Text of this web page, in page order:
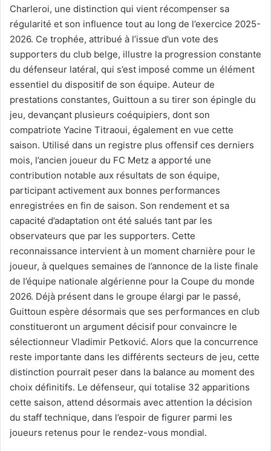
Charleroi, une distinction qui vient récompenser sa
régularité et son influence tout au long de l’exercice 2025-
2026. Ce trophée, attribué à l’issue d’un vote des
supporters du club belge, illustre la progression constante
du défenseur latéral, qui s’est imposé comme un élément
essentiel du dispositif de son équipe. Auteur de
prestations constantes, Guittoun a su tirer son épingle du
jeu, devançant plusieurs coéquipiers, dont son
compatriote Yacine Titraoui, également en vue cette
saison. Utilisé dans un registre plus offensif ces derniers
mois, l’ancien joueur du FC Metz a apporté une
contribution notable aux résultats de son équipe,
participant activement aux bonnes performances
enregistrées en fin de saison. Son rendement et sa
capacité d’adaptation ont été salués tant par les
observateurs que par les supporters. Cette
reconnaissance intervient à un moment charnière pour le
joueur, à quelques semaines de l’annonce de la liste finale
de l’équipe nationale algérienne pour la Coupe du monde
2026. Déjà présent dans le groupe élargi par le passé,
Guittoun espère désormais que ses performances en club
constitueront un argument décisif pour convaincre le
sélectionneur Vladimir Petković. Alors que la concurrence
reste importante dans les différents secteurs de jeu, cette
distinction pourrait peser dans la balance au moment des
choix définitifs. Le défenseur, qui totalise 32 apparitions
cette saison, attend désormais avec attention la décision
du staff technique, dans l’espoir de figurer parmi les
joueurs retenus pour le rendez-vous mondial.